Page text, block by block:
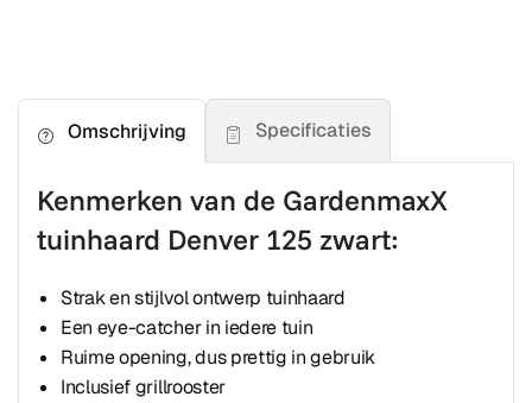
Omschrijving Specificaties
Kenmerken van de GardenmaxX
tuinhaard Denver 125 zwart:
Strak en stijlvol ontwerp tuinhaard
Een eye-catcher in iedere tuin
Ruime opening, dus prettig in gebruik
Inclusief grillrooster